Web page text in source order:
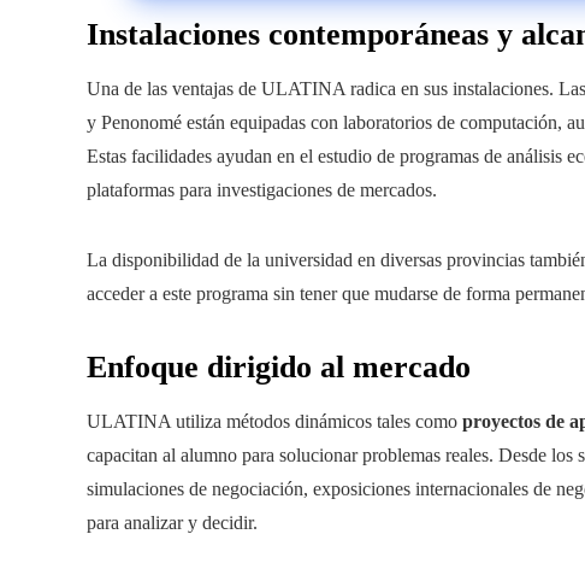
Instalaciones contemporáneas y
Una de las ventajas de ULATINA radica en sus instalaciones.
y Penonomé están equipadas con laboratorios de computación,
Estas facilidades ayudan en el estudio de programas de análisis
plataformas para investigaciones de mercados.
La disponibilidad de la universidad en diversas provincias
acceder a este programa sin tener que mudarse de forma
Enfoque dirigido al mercado
ULATINA utiliza métodos dinámicos tales como proyectos de
capacitan al alumno para solucionar problemas reales. Desde los
simulaciones de negociación, exposiciones internacionales de
para analizar y decidir.